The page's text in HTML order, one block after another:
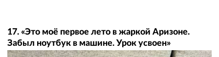
17. «Это моё первое лето в жаркой Аризоне.
Забыл ноутбук в машине. Урок усвоен»